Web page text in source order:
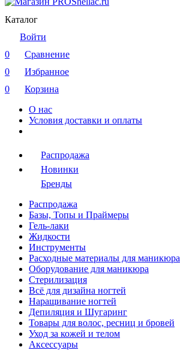
Каталог
Войти
0
Сравнение
0
Избранное
0
Корзина
О нас
Условия доставки и оплаты
Распродажа
Новинки
Бренды
Распродажа
Базы, Топы и Праймеры
Гель-лаки
Жидкости
Инструменты
Расходные материалы для маникюра
Оборудование для маникюра
Стерилизация
Всё для дизайна ногтей
Наращивание ногтей
Депиляция и Шугаринг
Товары для волос, ресниц и бровей
Уход за кожей и телом
Аксессуары